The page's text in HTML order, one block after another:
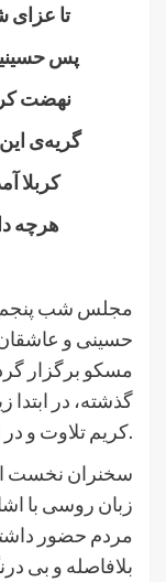
تا
پس
نهضت
گریه‌ی
کربلا
هرچه
مجلس شب پنجم
حسینی و عاشقان
مسکو برگزار
گذشته، در
کریم تلاوت و در ادامه سخنرانی‌ها آغاز شد.
سخنران نخست
زبان روسی با
مردم حضور
بلافاصله و بی